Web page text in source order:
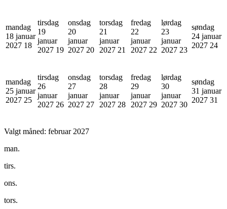
mandag
18 januar
2027 18
tirsdag
19
januar
2027 19
onsdag
20
januar
2027 20
torsdag
21
januar
2027 21
fredag
22
januar
2027 22
lørdag
23
januar
2027 23
søndag
24 januar
2027 24
mandag
25 januar
2027 25
tirsdag
26
januar
2027 26
onsdag
27
januar
2027 27
torsdag
28
januar
2027 28
fredag
29
januar
2027 29
lørdag
30
januar
2027 30
søndag
31 januar
2027 31
Valgt måned: februar 2027
man.
tirs.
ons.
tors.